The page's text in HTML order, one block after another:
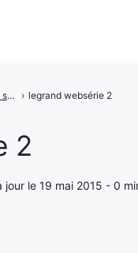
2
jour le 19 mai 2015 - 0
LEGRAND met en scène Céliane dans une websérie › legrand websérie 2